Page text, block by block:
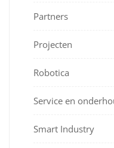
Partners
Projecten
Robotica
Service en
Smart Industry